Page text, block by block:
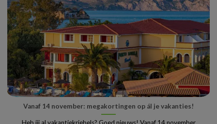
Vanaf 14 november: megakortingen op ál je vakanties!